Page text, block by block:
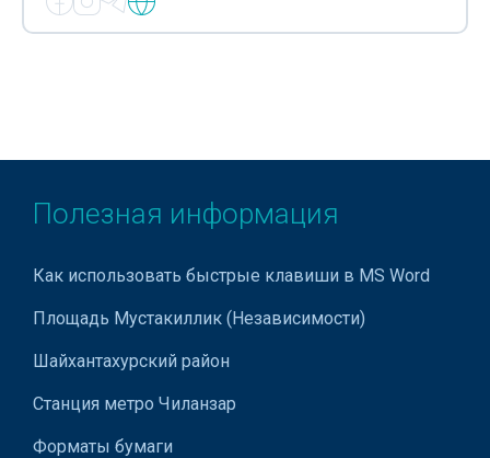
Полезная информация
Как использовать быстрые клавиши в MS Word
Площадь Мустакиллик (Независимости)
Шайхантахурский район
Станция метро Чиланзар
Форматы бумаги